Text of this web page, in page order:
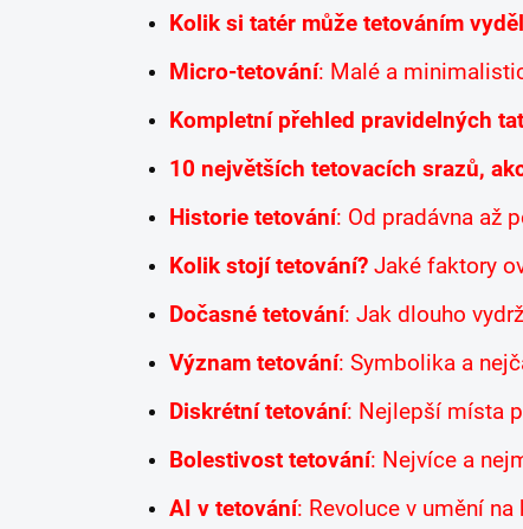
Kolik si tatér může tetováním
Micro-tetování: Malé a
Kompletní přehled pravidelných
10 největších tetovacích srazů,
Historie tetování: Od pradávna až
Kolik stojí tetování? Jaké faktory
Dočasné tetování: Jak dlouho
Význam tetování: Symbolika a
Diskrétní tetování: Nejlepší místa
Bolestivost tetování: Nejvíce a
AI v tetování: Revoluce v umění na